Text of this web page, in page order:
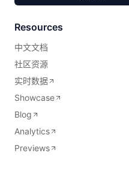
Resources
中文文档
社区资源
实时数据
Showcase
Blog
Analytics
Previews